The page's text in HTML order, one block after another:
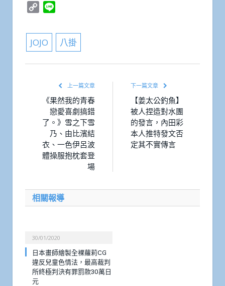
Copy
JOJO 八掛
上一篇文章
《果然我的青春
戀愛喜劇搞錯
了。》雪之下雪
乃、由比濱結
衣、一色伊呂波
體操服抱枕套登
場
下一篇文章
【姜太公釣魚】
被人捏造對水團
的發言，內田彩
本人推特發文否
定其不實傳言
相關報導
30/01/2020
日本畫師繪製全裸蘿莉CG
違反兒童色情法，最高裁判
所終極判決有罪罰款30萬日
元